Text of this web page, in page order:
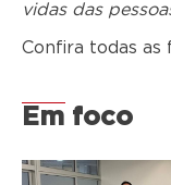
vidas das
Confira todas as
Em foco